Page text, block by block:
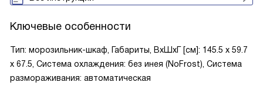
Ключевые особенности
Тип: морозильник-шкаф, Габариты, ВxШxГ [см]: 145.5 х 59.7
х 67.5, Система охлаждения: без инея (NoFrost), Система
размораживания: автоматическая